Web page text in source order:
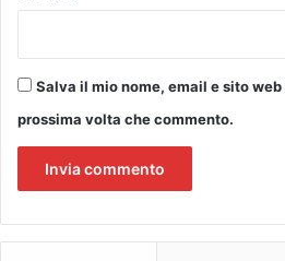
i
o
Salva il mio nome, email e sito
prossima volta che commento.